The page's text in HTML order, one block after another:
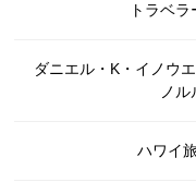
トラベ
ダニエル・K・イノウ
ノ
ハワイ